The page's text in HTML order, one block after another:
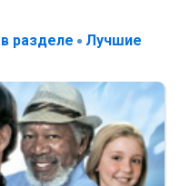
разделе Лучшие